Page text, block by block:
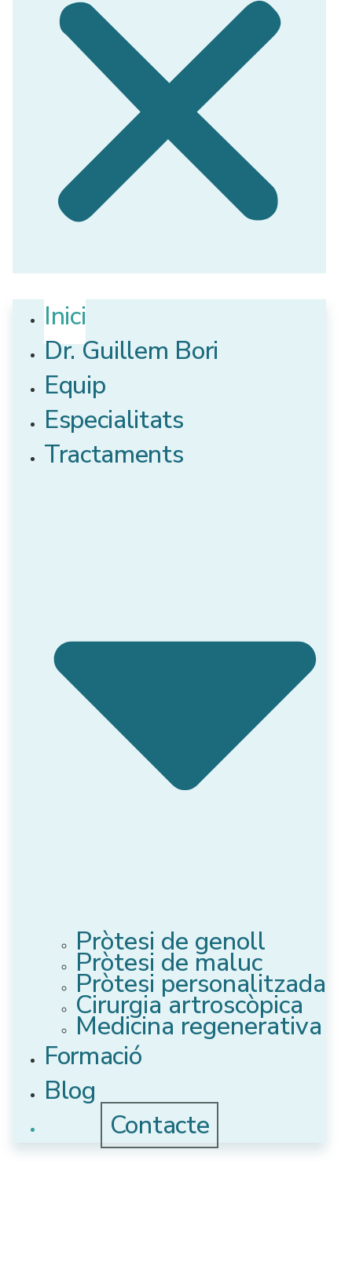
Inici
Dr. Guillem Bori
Equip
Especialitats
Tractaments
Pròtesi de genoll
Pròtesi de maluc
Pròtesi personalitzada
Cirurgia artroscòpica
Medicina regenerativa
Formació
Blog
Contacte